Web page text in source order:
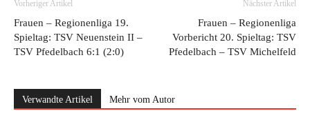
Vorheriger Artikel
Frauen – Regionenliga 19.
Spieltag: TSV Neuenstein II –
TSV Pfedelbach 6:1 (2:0)
Nächster Artikel
Frauen – Regionenliga
Vorbericht 20. Spieltag: TSV
Pfedelbach – TSV Michelfeld
Verwandte Artikel Mehr vom Autor